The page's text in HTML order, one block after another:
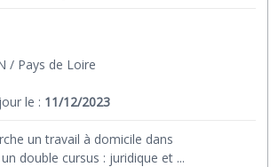
/ Pays de Loire
le : 11/12/2023
un travail à domicile dans
double cursus : juridique et ...